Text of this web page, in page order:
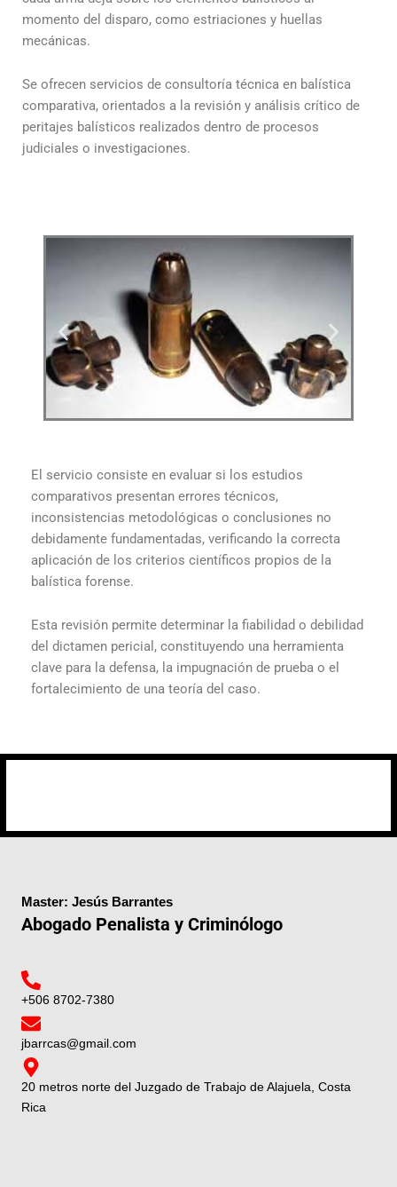
momento del disparo, como estriaciones y huellas
mecánicas.
Se ofrecen servicios de consultoría técnica en balística
comparativa, orientados a la revisión y análisis crítico de
peritajes balísticos realizados dentro de procesos
judiciales o investigaciones.
El servicio consiste en evaluar si los estudios
comparativos presentan errores técnicos,
inconsistencias metodológicas o conclusiones no
debidamente fundamentadas, verificando la correcta
aplicación de los criterios científicos propios de la
balística forense.
Esta revisión permite determinar la fiabilidad o debilidad
del dictamen pericial, constituyendo una herramienta
clave para la defensa, la impugnación de prueba o el
fortalecimiento de una teoría del caso.
Master: Jesús Barrantes
Abogado Penalista y Criminólogo
+506 8702-7380
jbarrcas@gmail.com
20 metros norte del Juzgado de Trabajo de Alajuela, Costa
Rica